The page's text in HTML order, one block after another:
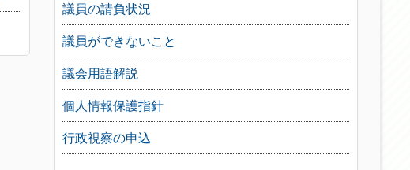
議員の請負状況
議員ができないこと
議会用語解説
個人情報保護指針
行政視察の申込